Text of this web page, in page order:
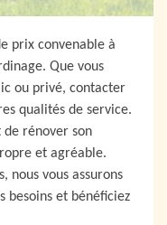
prix convenable à
Que vous
ou privé, contacter
qualités de service.
de rénover son
et agréable.
nous vous assurons
besoins et bénéficiez